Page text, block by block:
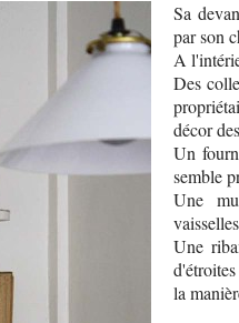
Sa
par son
A
Des
décor
Un
semble
Une
Une
la